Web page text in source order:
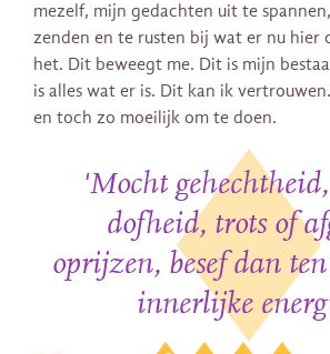
mezelf, mijn gedachten uit te
zenden en te rusten bij wat er nu hier
het. Dit beweegt me. Dit is mijn
is alles wat er is. Dit kan ik
en toch zo moeilijk om te doen.
'Mocht
dofheid, trots of
oprijzen, besef dan
innerlijke